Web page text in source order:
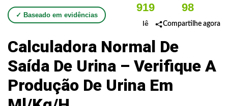
✓ Baseado em evidências
919
lê
98
Compartilhe agora
Calculadora Normal De
Saída De Urina – Verifique A
Produção De Urina Em